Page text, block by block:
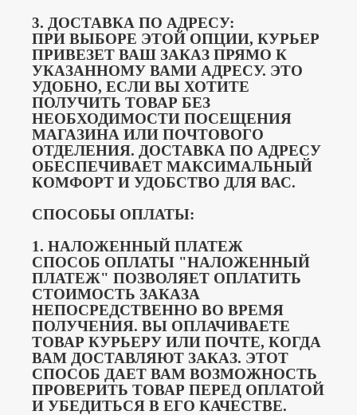
3. ДОСТАВКА ПО АДРЕСУ:
ПРИ ВЫБОРЕ ЭТОЙ ОПЦИИ, КУРЬЕР
ПРИВЕЗЕТ ВАШ ЗАКАЗ ПРЯМО К
УКАЗАННОМУ ВАМИ АДРЕСУ. ЭТО
УДОБНО, ЕСЛИ ВЫ ХОТИТЕ
ПОЛУЧИТЬ ТОВАР БЕЗ
НЕОБХОДИМОСТИ ПОСЕЩЕНИЯ
МАГАЗИНА ИЛИ ПОЧТОВОГО
ОТДЕЛЕНИЯ. ДОСТАВКА ПО АДРЕСУ
ОБЕСПЕЧИВАЕТ МАКСИМАЛЬНЫЙ
КОМФОРТ И УДОБСТВО ДЛЯ ВАС.
СПОСОБЫ ОПЛАТЫ:
1. НАЛОЖЕННЫЙ ПЛАТЕЖ
СПОСОБ ОПЛАТЫ "НАЛОЖЕННЫЙ
ПЛАТЕЖ" ПОЗВОЛЯЕТ ОПЛАТИТЬ
СТОИМОСТЬ ЗАКАЗА
НЕПОСРЕДСТВЕННО ВО ВРЕМЯ
ПОЛУЧЕНИЯ. ВЫ ОПЛАЧИВАЕТЕ
ТОВАР КУРЬЕРУ ИЛИ ПОЧТЕ, КОГДА
ВАМ ДОСТАВЛЯЮТ ЗАКАЗ. ЭТОТ
СПОСОБ ДАЕТ ВАМ ВОЗМОЖНОСТЬ
ПРОВЕРИТЬ ТОВАР ПЕРЕД ОПЛАТОЙ
И УБЕДИТЬСЯ В ЕГО КАЧЕСТВЕ.